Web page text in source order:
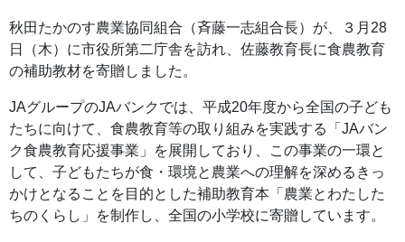
秋田たかのす農業協同組合（斉藤一志組合長）が、３月28
日（木）に市役所第二庁舎を訪れ、佐藤教育長に食農教育
の補助教材を寄贈しました。
JAグループのJAバンクでは、平成20年度から全国の子ども
たちに向けて、食農教育等の取り組みを実践する「JAバン
ク食農教育応援事業」を展開しており、この事業の一環と
して、子どもたちが食・環境と農業への理解を深めるきっ
かけとなることを目的とした補助教育本「農業とわたした
ちのくらし」を制作し、全国の小学校に寄贈しています。